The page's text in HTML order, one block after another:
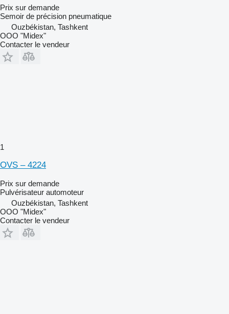
Prix sur demande
Semoir de précision pneumatique
Ouzbékistan, Tashkent
OOO "Midex"
Contacter le vendeur
1
OVS – 4224
Prix sur demande
Pulvérisateur automoteur
Ouzbékistan, Tashkent
OOO "Midex"
Contacter le vendeur